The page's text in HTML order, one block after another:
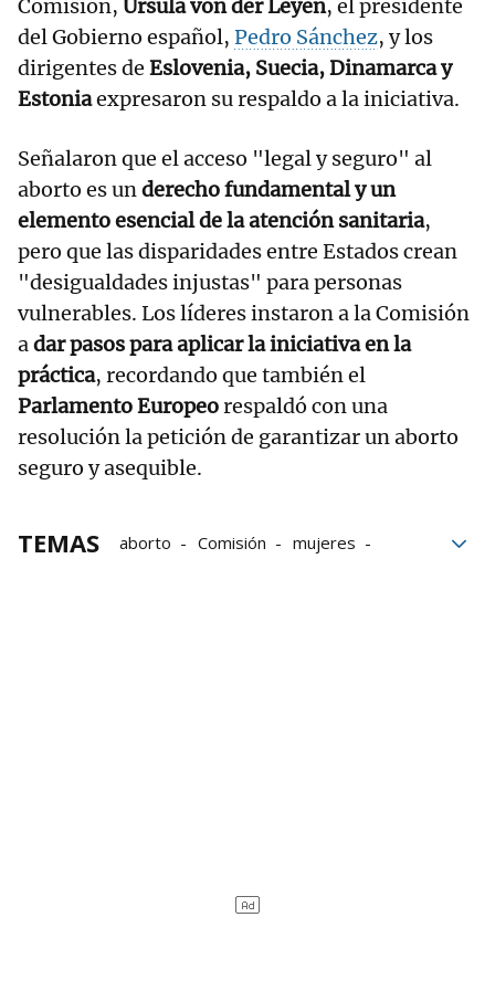
Comisión, Ursula von der Leyen, el presidente
del Gobierno español, Pedro Sánchez, y los
dirigentes de Eslovenia, Suecia, Dinamarca y
Estoniaexpresaron su respaldo a la iniciativa.
Señalaron que el acceso "legal y seguro" al
aborto es underecho fundamental y un
elemento esencial de la atención sanitaria,
pero que las disparidades entre Estados crean
"desigualdades injustas" para personas
vulnerables. Los líderes instaron a la Comisión
adar pasos para aplicar la iniciativa en la
práctica, recordando que también el
Parlamento Europeorespaldó con una
resolución la petición de garantizar un aborto
seguro y asequible.
TEMAS aborto Comisión
mujeres